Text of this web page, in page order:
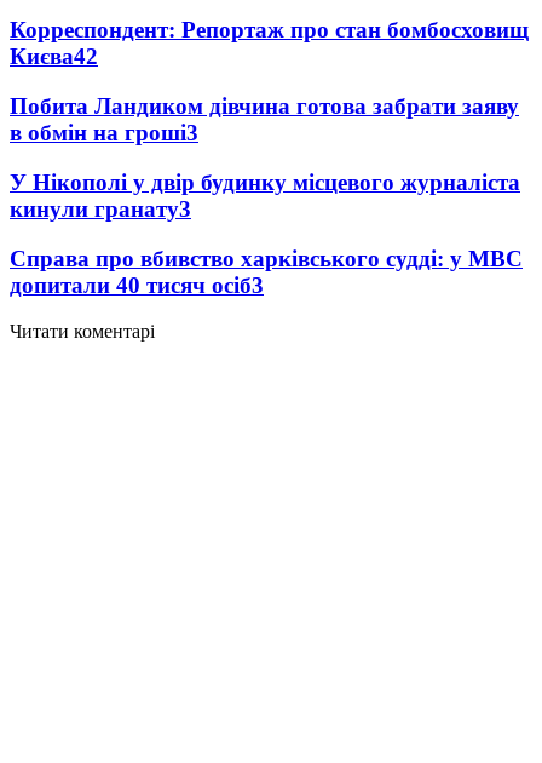
Корреспондент: Репортаж про стан бомбосховищ
Києва42
Побита Ландиком дівчина готова забрати заяву
в обмін на гроші3
У Нікополі у двір будинку місцевого журналіста
кинули гранату3
Справа про вбивство харківського судді: у МВС
допитали 40 тисяч осіб3
Читати коментарі